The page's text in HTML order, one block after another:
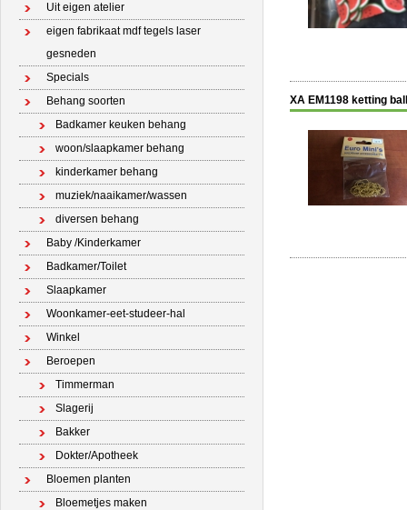
Uit eigen atelier
eigen fabrikaat mdf tegels laser
gesneden
Specials
Behang soorten
Badkamer keuken behang
woon/slaapkamer behang
kinderkamer behang
muziek/naaikamer/wassen
diversen behang
Baby /Kinderkamer
Badkamer/Toilet
Slaapkamer
Woonkamer-eet-studeer-hal
Winkel
Beroepen
Timmerman
Slagerij
Bakker
Dokter/Apotheek
Bloemen planten
Bloemetjes maken
XA EM1198 ketting